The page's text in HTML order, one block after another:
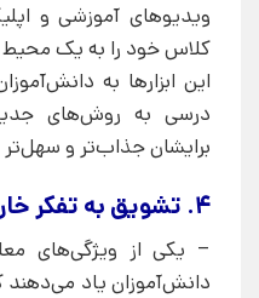
ویدیوهای آموزشی و
کلاس خود را به یک محیط
این ابزارها به
درسی به روش‌های
برایشان جذاب‌تر و
4. تشویق به تفکر خارج از چارچوب
– یکی از ویژگی‌های
دانش‌آموزان یاد می‌دهند